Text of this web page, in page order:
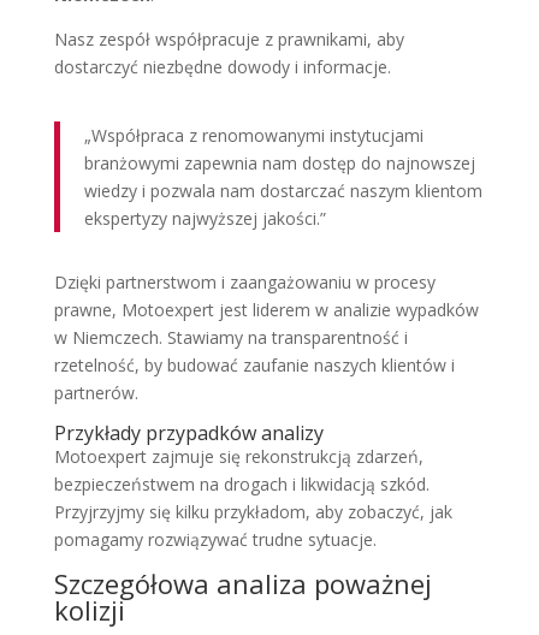
Nasz zespół współpracuje z prawnikami, aby
dostarczyć niezbędne dowody i informacje.
„Współpraca z renomowanymi instytucjami
branżowymi zapewnia nam dostęp do najnowszej
wiedzy i pozwala nam dostarczać naszym klientom
ekspertyzy najwyższej jakości.”
Dzięki partnerstwom i zaangażowaniu w procesy
prawne, Motoexpert jest liderem w analizie wypadków
w Niemczech. Stawiamy na transparentność i
rzetelność, by budować zaufanie naszych klientów i
partnerów.
Przykłady przypadków analizy
Motoexpert zajmuje się rekonstrukcją zdarzeń,
bezpieczeństwem na drogach i likwidacją szkód.
Przyjrzyjmy się kilku przykładom, aby zobaczyć, jak
pomagamy rozwiązywać trudne sytuacje.
Szczegółowa analiza poważnej
kolizji